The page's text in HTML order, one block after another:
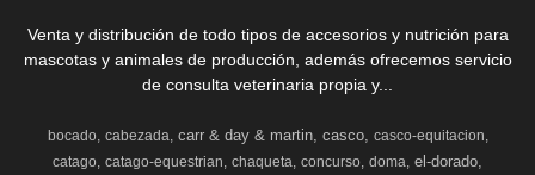
Venta y distribución de todo tipos de accesorios y nutrición para
mascotas y animales de producción, además ofrecemos servicio
de consulta veterinaria propia y...
bocado cabezada carr & day & martin casco
casco-equitacion
catago catago-equestrian chaqueta concurso doma el-dorado